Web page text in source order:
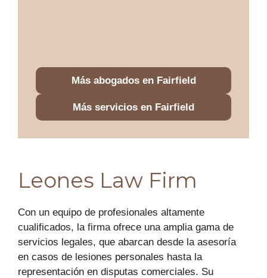
Más abogados en Fairfield
Más servicios en Fairfield
Leones Law Firm
Con un equipo de profesionales altamente
cualificados, la firma ofrece una amplia gama de
servicios legales, que abarcan desde la asesoría
en casos de lesiones personales hasta la
representación en disputas comerciales. Su